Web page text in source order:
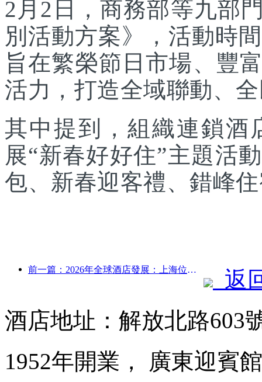
2月2日，商務部等九部
別活動方案》，活動時
旨在繁榮節日市場、豐
活力，打造全域聯動、
其中提到，組織連鎖酒
展“新春好好住”主題活
包、新春迎客禮、錯峰
前一篇：2026年全球酒店發展：上海位居客房新增量榜首
返
酒店地址：解放北路603
1952年開業， 廣東迎